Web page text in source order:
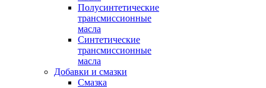
Полусинтетические
трансмиссионные
масла
Синтетические
трансмиссионные
масла
Добавки и смазки
Смазка